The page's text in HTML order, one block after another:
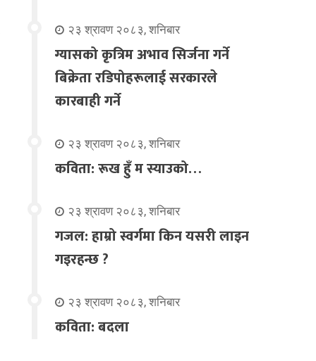
२३ श्रावण २०८३, शनिबार
ग्यासको कृत्रिम अभाव सिर्जना गर्ने
बिक्रेता रडिपोहरूलाई सरकारले
कारबाही गर्ने
२३ श्रावण २०८३, शनिबार
कविता: रूख हुँ म स्याउको…
२३ श्रावण २०८३, शनिबार
गजल: हाम्रो स्वर्गमा किन यसरी लाइन
गइरहन्छ ?
२३ श्रावण २०८३, शनिबार
कविता: बदला